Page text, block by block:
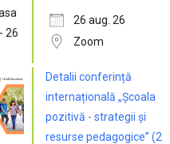
26 aug. 26
Zoom
Detalii conferință
internațională „Școala
pozitivă - strategii și
resurse pedagogice” (2